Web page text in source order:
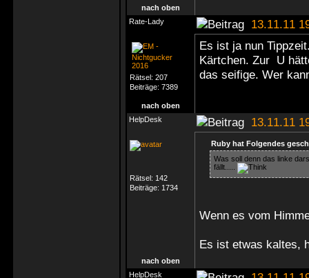
nach oben
Rate-Lady
13.11.11
Rätsel: 207
Beiträge: 7389
Es ist ja nun
Kärtchen. Zur U
das seifige. Wer
nach oben
HelpDesk
13.11.11
Rätsel: 142
Beiträge: 1734
Ruby hat Folgendes
Was soll denn das linke
fällt.....
Wenn es vom
Es ist etwas kaltes,
nach oben
HelpDesk